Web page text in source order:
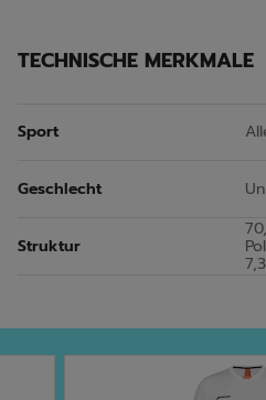
TECHNISCHE MERKMALE
Sport
Geschlecht
Struktur